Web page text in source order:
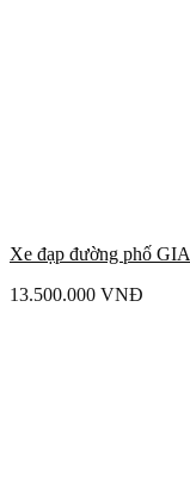
Xe đạp đường phố
13.500.000 VNĐ